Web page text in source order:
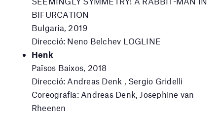
BIFURCATION
Bulgaria, 2019
Direcció: Neno Belchev LOGLINE
Henk
Països Baixos, 2018
Direcció: Andreas Denk , Sergio Gridelli
Coreografia: Andreas Denk, Josephine van
Rheenen